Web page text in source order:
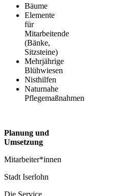
Bäume
Elemente
für
Mitarbeitende
(Bänke,
Sitzsteine)
Mehrjährige
Blühwiesen
Nisthilfen
Naturnahe
Pflegemaßnahmen
Planung und
Umsetzung
Mitarbeiter*innen
Stadt Iserlohn